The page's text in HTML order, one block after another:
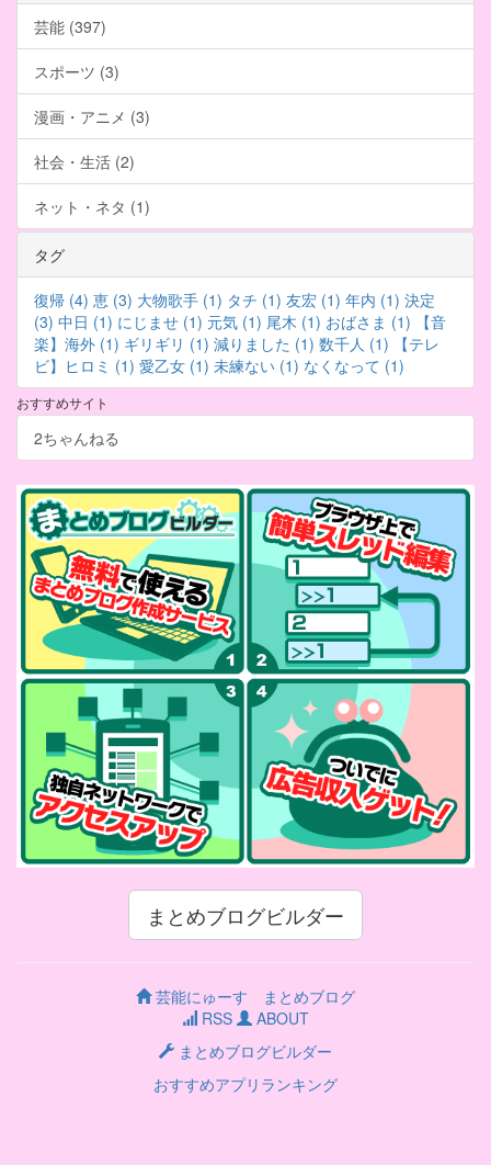
芸能 (397)
スポーツ (3)
漫画・アニメ (3)
社会・生活 (2)
ネット・ネタ (1)
タグ
復帰 (4) 恵 (3) 大物歌手 (1) タチ (1) 友宏 (1) 年内 (1) 決定
(3) 中日 (1) にじませ (1) 元気 (1) 尾木 (1) おばさま (1)
【音
楽】海外 (1) ギリギリ (1) 減りました (1) 数千人 (1)
【テレ
ビ】ヒロミ (1) 愛乙女 (1) 未練ない (1) なくなって (1)
おすすめサイト
2ちゃんねる
まとめブログビルダー
芸能にゅーす まとめブログ
RSS
ABOUT
まとめブログビルダー
おすすめアプリランキング